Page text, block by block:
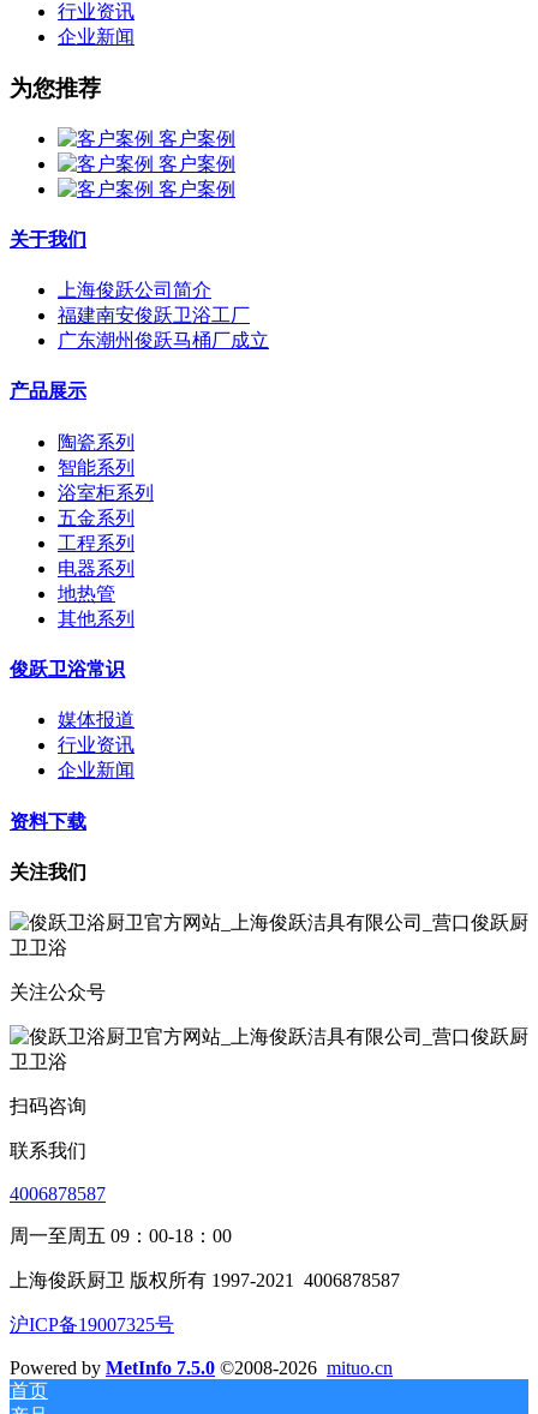
行业资讯
企业新闻
为您推荐
客户案例
客户案例
客户案例
关于我们
上海俊跃公司简介
福建南安俊跃卫浴工厂
广东潮州俊跃马桶厂成立
产品展示
陶瓷系列
智能系列
浴室柜系列
五金系列
工程系列
电器系列
地热管
其他系列
俊跃卫浴常识
媒体报道
行业资讯
企业新闻
资料下载
关注我们
关注公众号
扫码咨询
联系我们
4006878587
周一至周五 09：00-18：00
上海俊跃厨卫 版权所有 1997-2021 4006878587
沪ICP备19007325号
Powered by MetInfo 7.5.0 ©2008-2026 mituo.cn
首页